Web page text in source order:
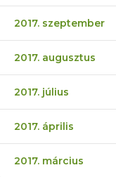
2017. szeptember
2017. augusztus
2017. július
2017. április
2017. március